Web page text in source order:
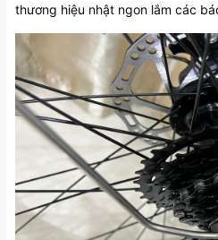
thương hiệu nhật ngon lắm các